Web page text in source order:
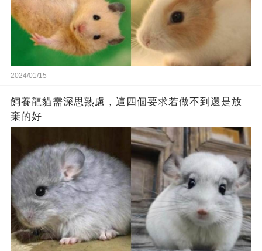
2024/01/15
飼養龍貓需深思熟慮，這四個要求若做不到還是放
棄的好